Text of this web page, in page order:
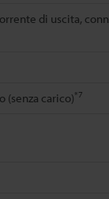
di uscita,
(senza carico)*7